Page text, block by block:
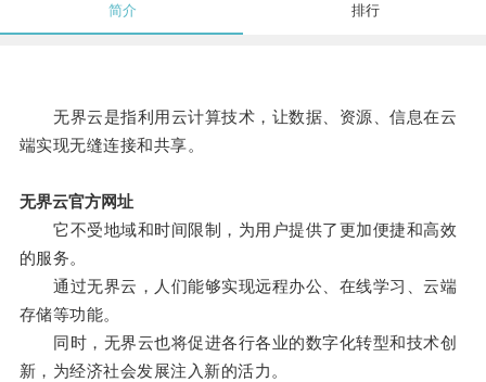
简介 排行
无界云是指利用云计算技术，让数据、资源、信息在云
端实现无缝连接和共享。
无界云官方网址
它不受地域和时间限制，为用户提供了更加便捷和高效
的服务。
通过无界云，人们能够实现远程办公、在线学习、云端
存储等功能。
同时，无界云也将促进各行各业的数字化转型和技术创
新，为经济社会发展注入新的活力。